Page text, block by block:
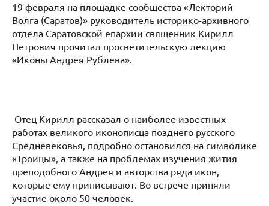
19 февраля на площадке сообщества «Лекторий
Волга (Саратов)» руководитель историко-архивного
отдела Саратовской епархии священник Кирилл
Петрович прочитал просветительскую лекцию
«Иконы Андрея Рублева».
Отец Кирилл рассказал о наиболее известных
работах великого иконописца позднего русского
Средневековья, подробно остановился на символике
«Троицы», а также на проблемах изучения жития
преподобного Андрея и авторства ряда икон,
которые ему приписывают. Во встрече приняли
участие около 50 человек.